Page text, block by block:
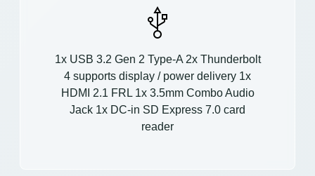
1x USB 3.2 Gen 2 Type-A 2x Thunderbolt
4 supports display / power delivery 1x
HDMI 2.1 FRL 1x 3.5mm Combo Audio
Jack 1x DC-in SD Express 7.0 card
reader